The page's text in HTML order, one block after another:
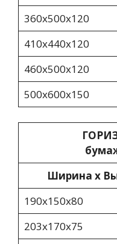
360x500x120
410x440x120
460х500х120
500х600х150
Ширина х
190х150х80
203х170х75